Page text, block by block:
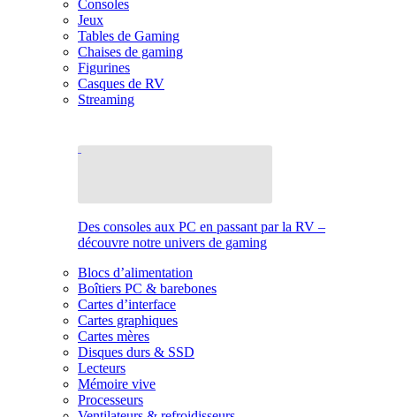
Consoles
Jeux
Tables de Gaming
Chaises de gaming
Figurines
Casques de RV
Streaming
Des consoles aux PC en passant par la RV –
découvre notre univers de gaming
Blocs d’alimentation
Boîtiers PC & barebones
Cartes d’interface
Cartes graphiques
Cartes mères
Disques durs & SSD
Lecteurs
Mémoire vive
Processeurs